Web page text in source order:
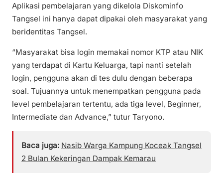
Aplikasi pembelajaran yang dikelola Diskominfo
Tangsel ini hanya dapat dipakai oleh masyarakat yang
beridentitas Tangsel.
“Masyarakat bisa login memakai nomor KTP atau NIK
yang terdapat di Kartu Keluarga, tapi nanti setelah
login, pengguna akan di tes dulu dengan beberapa
soal. Tujuannya untuk menempatkan pengguna pada
level pembelajaran tertentu, ada tiga level, Beginner,
Intermediate dan Advance,” tutur Taryono.
Baca juga: Nasib Warga Kampung Koceak Tangsel
2 Bulan Kekeringan Dampak Kemarau